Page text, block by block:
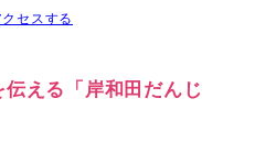
セスする
える「岸和田だんじ